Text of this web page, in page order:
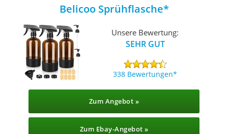
Belicoo Sprühflasche
Unsere Bewertung:
SEHR GUT
338 Bewertungen
Zum Angebot »
Zum Ebay-Angebot »